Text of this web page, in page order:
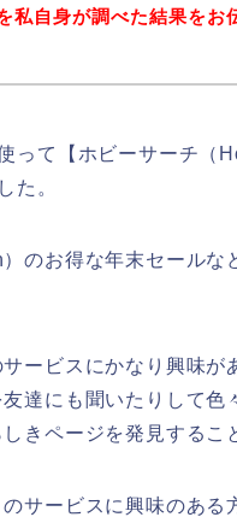
私自身が調べた結果をお
って【ホビーサーチ（
た。
のお得な年末セールな
ービスにかなり興味が
達にも聞いたりして色
きページを発見するこ
サービスに興味のある